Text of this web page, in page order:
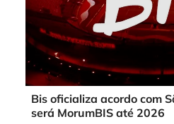
Bis oficializa acordo com
será MorumBIS até 2026